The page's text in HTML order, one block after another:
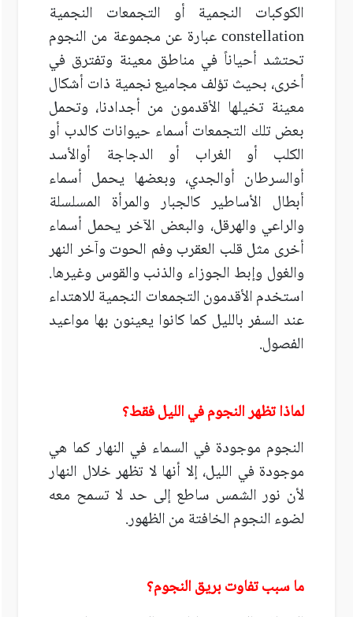
الكوكبات النجمية أو التجمعات النجمية
constellationعبارة عن مجموعة من النجوم
تحتشد أحياناً في مناطق معينة وتفترق في
أخرى، بحيث تؤلف مجاميع نجمية ذات أشكال
معينة تخيلها الأقدمون من أجدادنا، وتحمل
بعض تلك التجمعات أسماء حيوانات كالدب أو
الكلب أو الغراب أو الدجاجة أوالأسد
أوالسرطان أوالجدي، وبعضها يحمل أسماء
أبطال الأساطير كالجبار والمرأة المسلسلة
والراعي والهرقل، والبعض الآخر يحمل أسماء
أخرى مثل قلب العقرب وفم الحوت وآخر النهر
والغول وإبط الجوزاء والذنب والقوس وغيرها.
استخدم الأقدمون التجمعات النجمية للاهتداء
عند السفر بالليل كما كانوا يعينون بها مواعيد
الفصول.
لماذا تظهر النجوم في الليل فقط؟
النجوم موجودة في السماء في النهار كما هي
موجودة في الليل، إلا أنها لا تظهر خلال النهار
لأن نور الشمس ساطع إلى حد لا تسمح معه
لضوء النجوم الخافتة من الظهور.
ما سبب تفاوت بريق النجوم؟